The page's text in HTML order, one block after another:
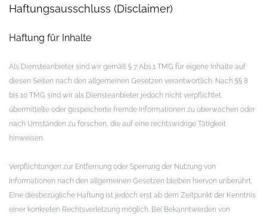
Haftungsausschluss (Disclaimer)
Haftung für Inhalte
Als Diensteanbieter sind wir gemäß § 7 Abs.1 TMG für eigene Inhalte auf
diesen Seiten nach den allgemeinen Gesetzen verantwortlich. Nach §§ 8
bis 10 TMG sind wir als Diensteanbieter jedoch nicht verpflichtet,
übermittelte oder gespeicherte fremde Informationen zu überwachen oder
nach Umständen zu forschen, die auf eine rechtswidrige Tätigkeit
hinweisen.
Verpflichtungen zur Entfernung oder Sperrung der Nutzung von
Informationen nach den allgemeinen Gesetzen bleiben hiervon unberührt.
Eine diesbezügliche Haftung ist jedoch erst ab dem Zeitpunkt der Kenntnis
einer konkreten Rechtsverletzung möglich. Bei Bekanntwerden von